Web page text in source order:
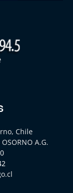
Chile
OSORNO A.G.